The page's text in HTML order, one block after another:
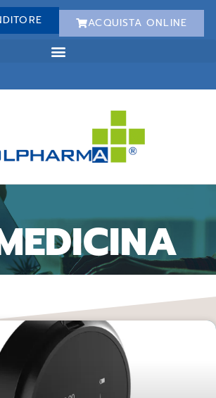
ACQUISTA ONLINE